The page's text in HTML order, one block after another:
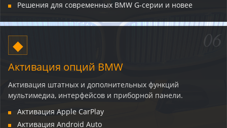
Решения для современных BMW G-серии и новее
06
◆
Активация опций BMW
Активация штатных и дополнительных функций
мультимедиа, интерфейсов и приборной панели.
Активация Apple CarPlay
Активация Android Auto